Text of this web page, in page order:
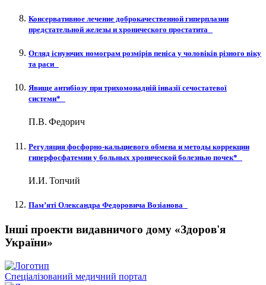
Консервативное лечение доброкачественной гиперплазии
предстательной железы и хронического простатита
Огляд існуючих номограм розмірів пеніса у чоловіків різного віку
та раси
Явище антибіозу при трихомонадній інвазії сечостатевої
системи*
П.В. Федорич
Регуляция фосфорно-кальциевого обмена и методы коррекции
гиперфосфатемии у больных хронической болезнью почек*
И.И. Топчий
Пам’яті Олександра Федоровича Возіанова
Інші проекти видавничого дому «Здоров'я
України»
Спеціалізований медичний портал